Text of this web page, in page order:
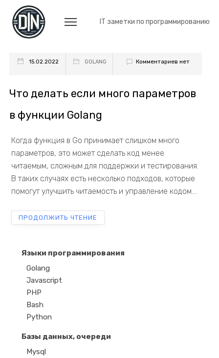
IT заметки по программированию
15.02.2022 GOLANG Комментариев нет
Что делать если много параметров
в функции Golang
Когда функция в Go принимает слишком много
параметров, это может сделать код менее
читаемым, сложным для поддержки и тестирования.
В таких случаях есть несколько подходов, которые
помогут улучшить читаемость и управление кодом....
ПРОДОЛЖИТЬ ЧТЕНИЕ
Языки программирования
Golang
Javascript
PHP
Bash
Python
Базы данных, очереди
Mysql